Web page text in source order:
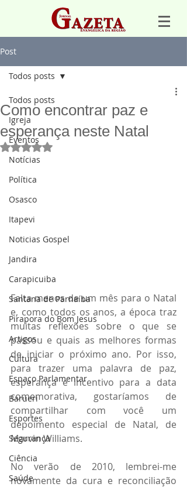
Post
Todos posts
Igreja
Eventos
Notícias
Política
Osasco
Itapevi
Noticias Gospel
Jandira
Carapicuiba
Santana de Parnaíba
Pirapora do Bom Jesus
Artigos
Cultura
Espaço Parlamentar
Barueri
Esportes
Segurança
Ciência
Saúde
Todos posts
Como encontrar paz e
esperança neste Natal
Avaliado com NaN de 5 estrelas.
Falta menos de um mês para o Natal
e, como todos os anos, a época traz
muitas reflexões sobre o que se
passou e quais as melhores formas
de iniciar o próximo ano. Por isso,
para trazer uma palavra de paz,
esperança e incentivo para a data
comemorativa, gostaríamos de
compartilhar com você um
depoimento especial de Natal, de
Marvin Williams.
No verão de 2010, lembrei-me
novamente da cura e reconciliação